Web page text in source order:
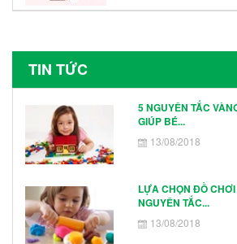
TIN TỨC
5 NGUYÊN TẮC
GIÚP BÉ...
13/08/2018
LỰA CHỌN ĐỒ
NGUYÊN TẮC...
13/08/2018